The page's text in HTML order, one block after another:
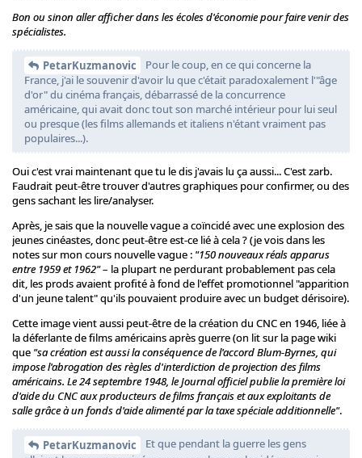
Bon ou sinon aller afficher dans les écoles d'économie pour faire venir des
spécialistes.
PetarKuzmanovic
Pour le coup, en ce qui concerne la
France, j'ai le souvenir d'avoir lu que c'était paradoxalement l'"âge
d'or" du cinéma français, débarrassé de la concurrence
américaine, qui avait donc tout son marché intérieur pour lui seul
ou presque (les films allemands et italiens n'étant vraiment pas
populaires...).
Oui c'est vrai maintenant que tu le dis j'avais lu ça aussi... C'est zarb.
Faudrait peut-être trouver d'autres graphiques pour confirmer, ou des
gens sachant les lire/analyser.
Après, je sais que la nouvelle vague a coïncidé avec une explosion des
jeunes cinéastes, donc peut-être est-ce lié à cela ? (je vois dans les
notes sur mon cours nouvelle vague : "150 nouveaux réals apparus
entre 1959 et 1962"– la plupart ne perdurant probablement pas cela
dit, les prods avaient profité à fond de l'effet promotionnel "apparition
d'un jeune talent" qu'ils pouvaient produire avec un budget dérisoire).
Cette image vient aussi peut-être de la création du CNC en 1946, liée à
la déferlante de films américains après guerre (on lit sur la page wiki
que "sa création est aussi la conséquence de l'accord Blum-Byrnes, qui
impose l'abrogation des règles d'interdiction de projection des films
américains. Le 24 septembre 1948, le Journal officiel publie la première loi
d'aide du CNC aux producteurs de films français et aux exploitants de
salle grâce à un fonds d'aide alimenté par la taxe spéciale additionnelle".
PetarKuzmanovic
Et que pendant la guerre les gens